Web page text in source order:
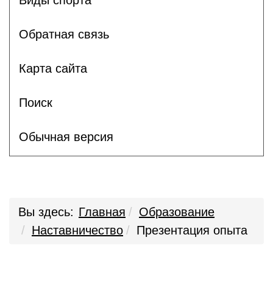
Обратная связь
Карта сайта
Поиск
Обычная версия
Вы здесь: Главная
Образование
Наставничество
Презентация опыта